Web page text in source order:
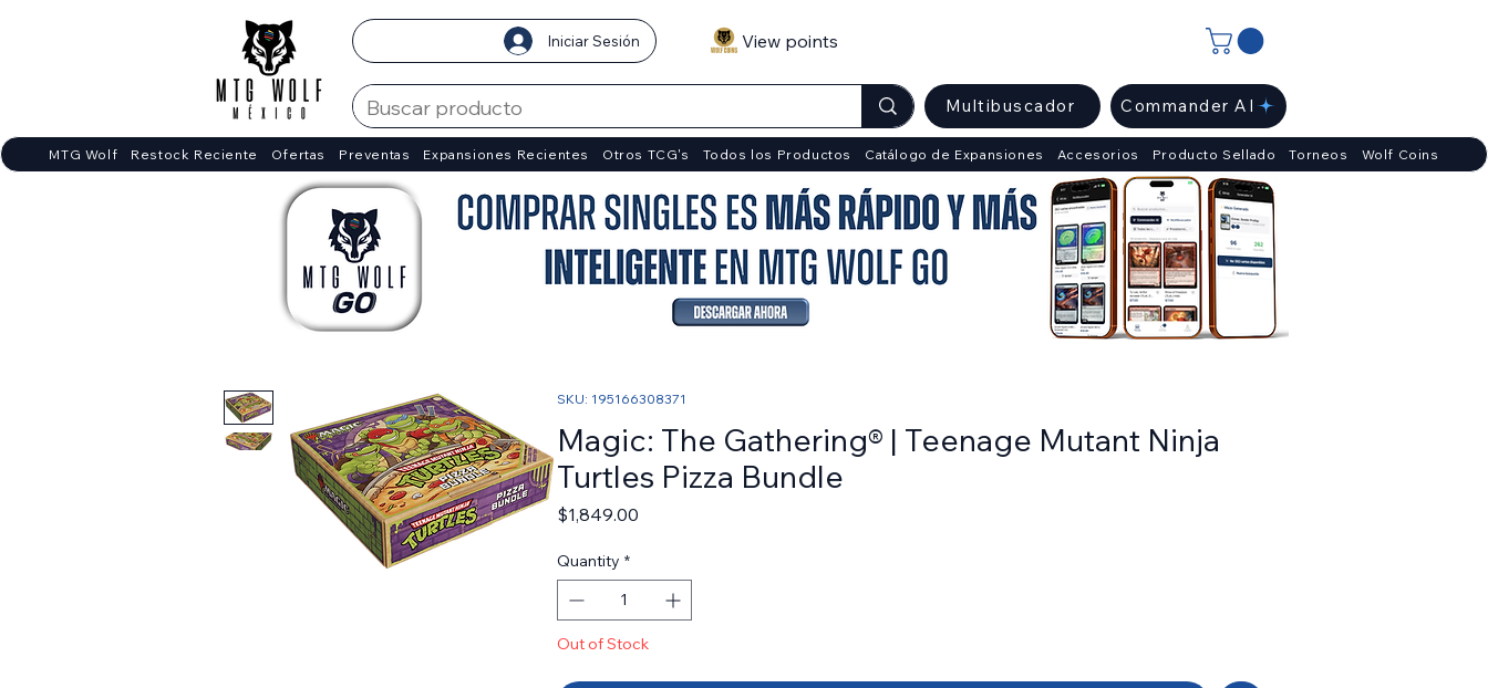
Iniciar Sesión View points
Multibuscador Commander AI
MTG Wolf Restock Reciente Ofertas Preventas Expansiones Recientes Otros TCG's Todos los Productos Catálogo de Expansiones Accesorios Producto Sellado Torneos Wolf Coins
SKU: 195166308371
Magic: The Gathering® | Teenage Mutant Ninja
Turtles Pizza Bundle
$1,849.00Price
Quantity *
Out of Stock